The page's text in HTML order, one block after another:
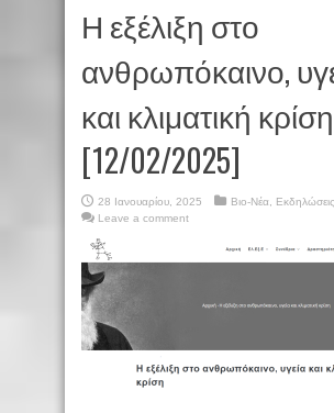
Η εξέλιξη στο
ανθρωπόκαινο,
και κλιματική κρίση
[12/02/2025]
28 Ιανουαρίου, 2025 Βιο-Νέα Εκδηλώσεις
Leave a comment